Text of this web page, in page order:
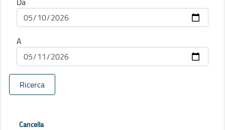
A
Ricerca
Cancella